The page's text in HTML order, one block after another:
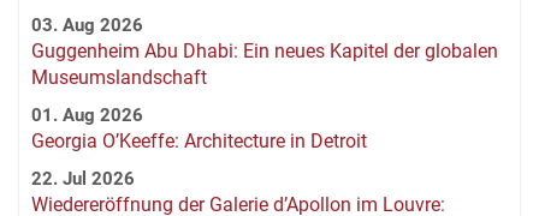
03. Aug 2026
Guggenheim Abu Dhabi: Ein neues Kapitel der globalen
Museumslandschaft
01. Aug 2026
Georgia O’Keeffe: Architecture in Detroit
22. Jul 2026
Wiedereröffnung der Galerie d’Apollon im Louvre: